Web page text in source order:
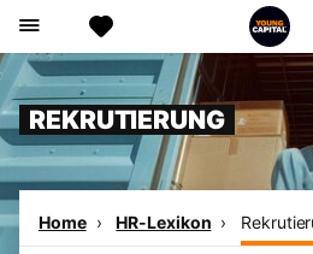
REKRUTIERUNG
Home HR-Lexikon